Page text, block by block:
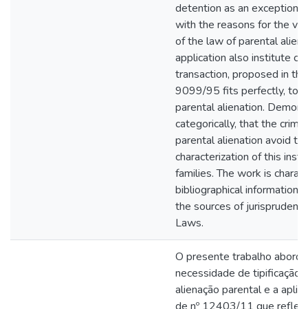
detention as an exception,
with the reasons for the
of the law of parental
application also institute
transaction, proposed in
9099/95 fits perfectly,
parental alienation.
categorically, that the
parental alienation avoid
characterization of this
families. The work is
bibliographical information
the sources of
Laws.
O presente trabalho
necessidade de tipificação
alienação parental e a